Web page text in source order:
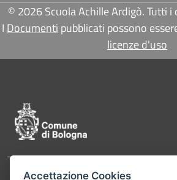
© 2026 Scuola Achille Ardigò. Tutti
I Documenti pubblicati possono
licenze d'uso
Accettazione Cookies